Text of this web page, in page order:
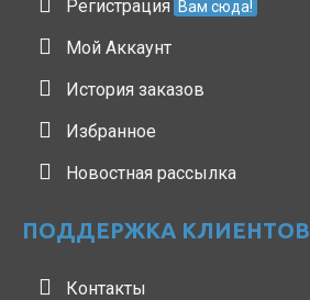
Регистрация Вам сюда!
Мой Аккаунт
История заказов
Избранное
Новостная рассылка
ПОДДЕРЖКА КЛИЕНТОВ
Контакты